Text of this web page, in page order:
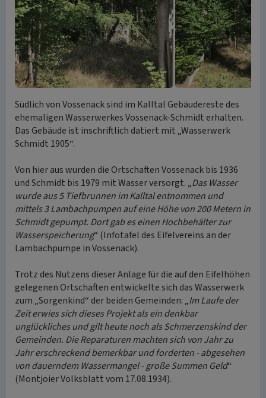
Südlich von Vossenack sind im Kalltal Gebäudereste des
ehemaligen Wasserwerkes Vossenack-Schmidt erhalten.
Das Gebäude ist inschriftlich datiert mit „Wasserwerk
Schmidt 1905“.
Von hier aus wurden die Ortschaften Vossenack bis 1936
und Schmidt bis 1979 mit Wasser versorgt. „Das Wasser
wurde aus 5 Tiefbrunnen im Kalltal entnommen und
mittels 3 Lambachpumpen auf eine Höhe von 200 Metern in
Schmidt gepumpt. Dort gab es einen Hochbehälter zur
Wasserspeicherung“ (Infotafel des Eifelvereins an der
Lambachpumpe in Vossenack).
Trotz des Nutzens dieser Anlage für die auf den Eifelhöhen
gelegenen Ortschaften entwickelte sich das Wasserwerk
zum „Sorgenkind“ der beiden Gemeinden: „Im Laufe der
Zeit erwies sich dieses Projekt als ein denkbar
unglückliches und gilt heute noch als Schmerzenskind der
Gemeinden. Die Reparaturen machten sich von Jahr zu
Jahr erschreckend bemerkbar und forderten - abgesehen
von dauerndem Wassermangel - große Summen Geld“
(Montjoier Volksblatt vom 17.08.1934).